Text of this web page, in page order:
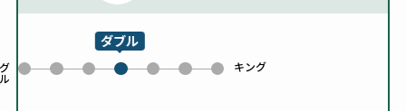
ル
0 1
2
3
ダブル
4 5 キング
6